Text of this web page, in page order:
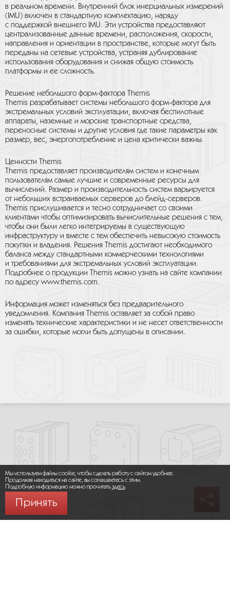
в реальном времени. Внутренний блок инерциальных измерений
(IMU) включен в стандартную комплектацию, наряду
с поддержкой внешнего IMU. Эти устройства предоставляют
централизованные данные времени, расположения, скорости,
направления и ориентации в пространстве, которые могут быть
переданы на сетевые устройства, устраняя дублирование
использования оборудования и снижая общую стоимость
платформы и ее сложность.
Решение небольшого форм-фактора Themis
Themis разрабатывает системы небольшого форм-фактора для
экстремальных условий эксплуатации, включая беспилотные
аппараты, наземные и морские транспортные средства,
переносные системы и другие условия где такие параметры как
размер, вес, энергопотребление и цена критически важны.
Ценности Themis
Themis предоставляет производителям систем и конечным
пользователям самые лучшие и современные ресурсы для
вычислений. Размер и производительность систем варьируется
от небольших встраиваемых серверов до блейд-серверов.
Themis прислушивается и тесно сотрудничает со своими
клиентами чтобы оптимизировать вычислительные решения с тем,
чтобы они были легко интегрируемы в существующую
инфраструктуру и вместе с тем обеспечить невысокую стоимость
покупки и владения. Решения Themis достигают необходимого
баланса между стандартными коммерческими технологиями
и требованиями для экстремальных условий эксплуатации.
Подробнее о продукции Themis можно узнать на сайте компании
по адресу www.themis.com.
Информация может изменяться без предварительного
уведомления. Компания Themis оставляет за собой право
изменять технические характеристики и не несет ответственности
за ошибки, которые могли быть допущены в описании.
Мы используем файлы cookie, чтобы сделать работу с сайтом удобнее.
Продолжая находиться на сайте, вы соглашаетесь с этим.
Подробную информацию можно прочитатьздесь.
Принять